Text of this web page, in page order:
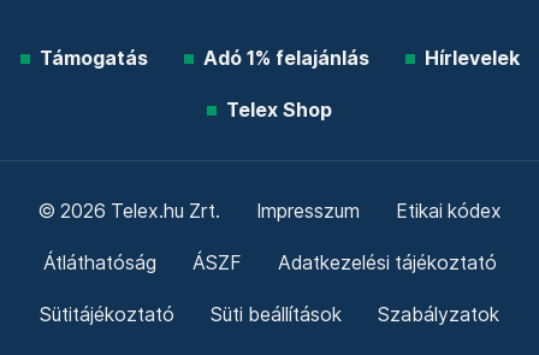
Támogatás Adó 1% felajánlás Hírlevelek
Telex Shop
© 2026 Telex.hu Zrt. Impresszum Etikai kódex
Átláthatóság ÁSZF Adatkezelési tájékoztató
Sütitájékoztató Süti beállítások Szabályzatok